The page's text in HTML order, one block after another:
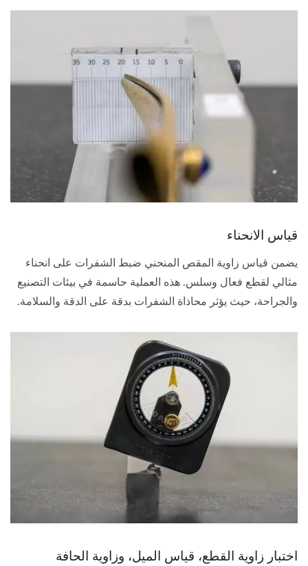
قياس الانحناء
يضمن قياس زاوية المقص المنحني ضبط الشفرات على انحناء
مثالي لقطع فعال وسلس. هذه العملية حاسمة في بيئات التصنيع
والجراحة، حيث يؤثر محاذاة الشفرات بدقة على الدقة والسلامة.
اختبار زاوية القطع، قياس الميل، وزاوية الحافة